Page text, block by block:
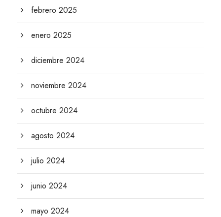
febrero 2025
enero 2025
diciembre 2024
noviembre 2024
octubre 2024
agosto 2024
julio 2024
junio 2024
mayo 2024